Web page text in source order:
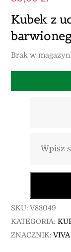
Kubek z
Brak w
SKU:V83049
KATEGORIA:
ZNACZNIK: